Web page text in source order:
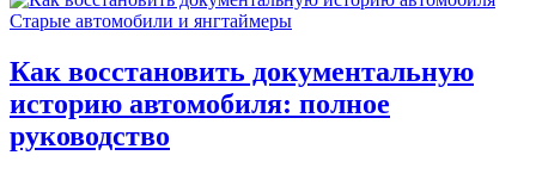
Старые автомобили и янгтаймеры
Как восстановить документальную
историю автомобиля: полное
руководство